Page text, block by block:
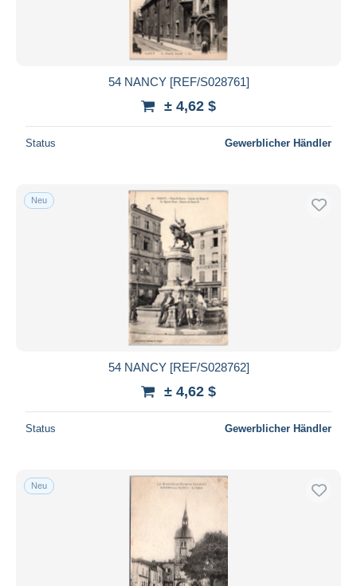
54 NANCY [REF/S028761]
± 4,62 $
Status Gewerblicher Händler
Neu
54 NANCY [REF/S028762]
± 4,62 $
Status Gewerblicher Händler
Neu